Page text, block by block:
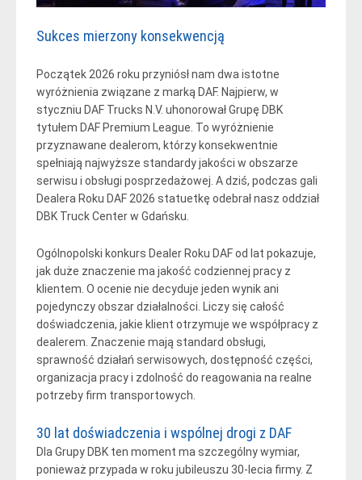
Sukces mierzony konsekwencją
Początek 2026 roku przyniósł nam dwa istotne
wyróżnienia związane z marką DAF. Najpierw, w
styczniu DAF Trucks N.V. uhonorował Grupę DBK
tytułem DAF Premium League. To wyróżnienie
przyznawane dealerom, którzy konsekwentnie
spełniają najwyższe standardy jakości w obszarze
serwisu i obsługi posprzedażowej. A dziś, podczas gali
Dealera Roku DAF 2026 statuetkę odebrał nasz oddział
DBK Truck Center w Gdańsku.
Ogólnopolski konkurs Dealer Roku DAF od lat pokazuje,
jak duże znaczenie ma jakość codziennej pracy z
klientem. O ocenie nie decyduje jeden wynik ani
pojedynczy obszar działalności. Liczy się całość
doświadczenia, jakie klient otrzymuje we współpracy z
dealerem. Znaczenie mają standard obsługi,
sprawność działań serwisowych, dostępność części,
organizacja pracy i zdolność do reagowania na realne
potrzeby firm transportowych.
30 lat doświadczenia i wspólnej drogi z DAF
Dla Grupy DBK ten moment ma szczególny wymiar,
ponieważ przypada w roku jubileuszu 30-lecia firmy. Z